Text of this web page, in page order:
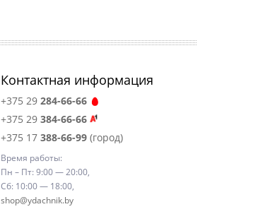
Контактная информация
+375 29 284-66-66
+375 29 384-66-66
+375 17 388-66-99(город)
Время работы:
Пн – Пт: 9:00 — 20:00,
Сб: 10:00 — 18:00,
shop@ydachnik.by